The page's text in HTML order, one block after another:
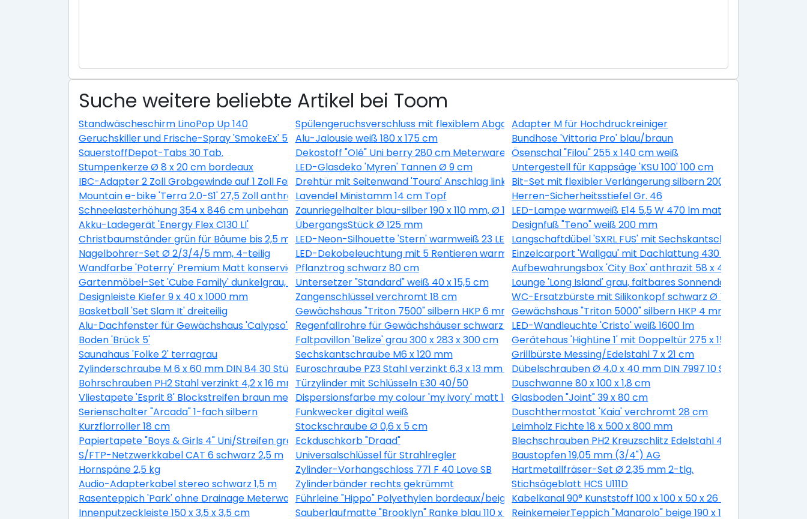
Suche weitere beliebte Artikel bei Toom
Standwäscheschirm LinoPop Up 140 Spülengeruchsverschluss mit flexiblem AbgangAdapter M für Hochdruckreiniger
Geruchskiller und Frische-Spray 'SmokeEx' 500 mlAlu-Jalousie weiß 180 x 175 cm
Bundhose 'Vittoria Pro' blau/braun
SauerstoffDepot-Tabs 30 Tab.
Dekostoff "Olé" Uni berry 280 cm Meterware Ösenschal "Filou" 255 x 140 cm weiß
Stumpenkerze Ø 8 x 20 cm bordeaux
LED-Glasdeko 'Myren' Tannen Ø 9 cm
Untergestell für Kappsäge 'KSU 100' 100 cm
IBC-Adapter 2 Zoll Grobgewinde auf 1 Zoll FeingewindeDrehtür mit Seitenwand 'Toura' Anschlag links 100 x 100 cmBit-Set mit flexibler Verlängerung silbern 200 mm 11-teilig
Mountain e-bike 'Terra 2.0-S1' 27,5 Zoll anthrazitLavendel Ministamm 14 cm Topf
Herren-Sicherheitsstiefel Gr. 46
Schneelasterhöhung 354 x 846 cm unbehandelt 6 StückZaunriegelhalter blau-silber 190 x 110 mm, Ø 10,7 mm 30 StückLED-Lampe warmweiß E14 5,5 W 470 lm matt, 3 Stück
Akku-Ladegerät 'Energy Flex C130 LI'
ÜbergangsStück Ø 125 mm
Designfuß "Teno" weiß 200 mm
Christbaumständer grün für Bäume bis 2,5 m LED-Neon-Silhouette 'Stern' warmweiß 23 LEDsLangschaftdübel 'SXRL FUS' mit Sechskantschraube, Ø 10 x 60
Nagelbohrer-Set Ø 2/3/4/5 mm, 4-teilig
LED-Dekobeleuchtung mit 5 Rentieren warmweiß 400 cmEinzelcarport 'Wallgau' mit Dachlattung 430 x 500 cm
Wandfarbe 'Poterry' Premium Matt konservierungsmittelfrei 2,5 l
Pflanztrog schwarz 80 cm
Aufbewahrungsbox 'City Box' anthrazit 58 x 44 x 55 cm
Gartenmöbel-Set 'Cube Family' dunkelgrau, 9-teiligUntersetzer "Standard" weiß 40 x 15,5 cm
Lounge 'Long Island' grau, faltbares Sonnendach
Designleiste Kiefer 9 x 40 x 1000 mm
Zangenschlüssel verchromt 18 cm
WC-Ersatzbürste mit Silikonkopf schwarz Ø 7,5 cm
Basketball 'Set Slam It' dreiteilig
Gewächshaus "Triton 7500" silbern HKP 6 mm Gewächshaus "Triton 5000" silbern HKP 4 mm
Alu-Dachfenster für Gewächshaus 'Calypso' grün 60,2 x 73,6 cmRegenfallrohre für Gewächshäuser schwarz 2 StückLED-Wandleuchte 'Cristo' weiß 1600 lm
Boden 'Brück 5'
Faltpavillon 'Belize' grau 300 x 283 x 300 cm
Gerätehaus 'HighLine 1' mit Doppeltür 275 x 155 cm
Saunahaus 'Folke 2' terragrau
Sechskantschraube M6 x 120 mm
Grillbürste Messing/Edelstahl 7 x 21 cm
Zylinderschraube M 6 x 60 mm DIN 84 30 StückEuroschraube PZ3 Stahl verzinkt 6,3 x 13 mm 1 StückDübelschrauben Ø 4,0 x 40 mm DIN 7997 10 Stück
Bohrschrauben PH2 Stahl verzinkt 4,2 x 16 mm 40 StückTürzylinder mit Schlüsseln E30 40/50
Duschwanne 80 x 100 x 1,8 cm
Vliestapete 'Esprit 8' Blockstreifen braun metallic 10,05 x 0,53 mDispersionsfarbe my colour 'my ivory' matt 10 lGlasboden "Joint" 39 x 80 cm
Serienschalter "Arcada" 1-fach silbern
Funkwecker digital weiß
Duschthermostat 'Kaia' verchromt 28 cm
Kurzflorroller 18 cm
Stockschraube Ø 0,6 x 5 cm
Leimholz Fichte 18 x 500 x 800 mm
Papiertapete "Boys & Girls 4" Uni/Streifen grau 10,05 x 0,53 m
Eckduschkorb "Draad"
Blechschrauben PH2 Kreuzschlitz Edelstahl 4,8 x 19 mm 50
S/FTP-Netzwerkkabel CAT 6 schwarz 2,5 m
Universalschlüssel für Strahlregler
Baustopfen 19,05 mm (3/4") AG
Hornspäne 2,5 kg
Zylinder-Vorhangschloss 771 F 40 Love SB
Hartmetallfräser-Set Ø 2,35 mm 2-tlg.
Audio-Adapterkabel stereo schwarz 1,5 m
Zylinderbänder rechts gekrümmt
Stichsägeblatt HCS U111D
Rasenteppich 'Park' ohne Drainage Meterware grau, Breite 400 cmFührleine "Hippo" Polyethylen bordeaux/beige 200 cmKabelkanal 90° Kunststoff 100 x 100 x 50 x 26 mm
Innenputzeckleiste 150 x 3,5 x 3,5 cm
Sauberlaufmatte "Brooklyn" Ranke blau 110 x 66 cmReinkemeierTeppich "Manarolo" beige 190 x 130 cm